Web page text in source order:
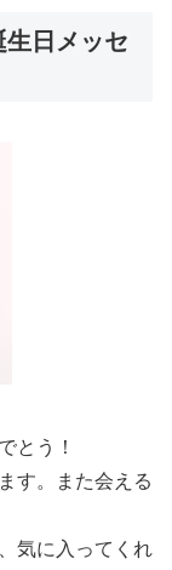
日メッセ
とう！
す。また会える
気に入ってくれ